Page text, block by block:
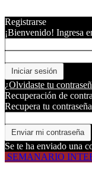
Registrarse
¡Bienvenido! Ingresa
¿Olvidaste tu
Recuperación de
Recupera tu contraseña
Se te ha enviado una
SEMANARIO